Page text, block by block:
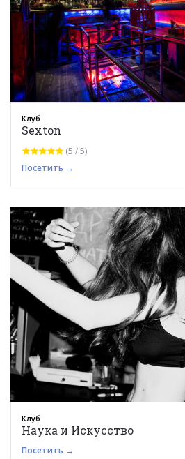
Клуб
Sexton
(5 / 5)
Посетить →
Клуб
Наука и Искусство
Посетить →